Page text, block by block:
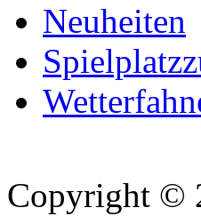
Neuheiten
Copyright ©